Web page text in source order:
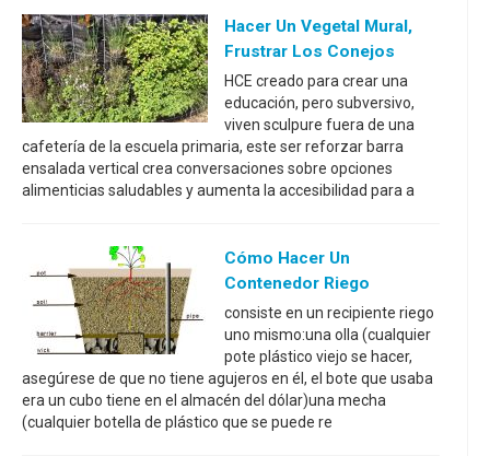
Hacer Un Vegetal Mural,
Frustrar Los Conejos
HCE creado para crear una
educación, pero subversivo,
viven sculpure fuera de una
cafetería de la escuela primaria, este ser reforzar barra
ensalada vertical crea conversaciones sobre opciones
alimenticias saludables y aumenta la accesibilidad para a
Cómo Hacer Un
Contenedor Riego
consiste en un recipiente riego
uno mismo:una olla (cualquier
pote plástico viejo se hacer,
asegúrese de que no tiene agujeros en él, el bote que usaba
era un cubo tiene en el almacén del dólar)una mecha
(cualquier botella de plástico que se puede re